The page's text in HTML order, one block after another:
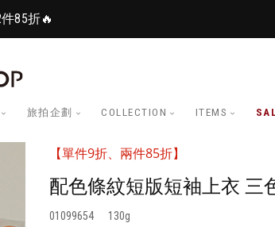
85折🔥
旅拍企劃 COLLECTION ITEMS
【單件9折、兩件85折】
配色條紋短版短袖上衣 三
01099654 130